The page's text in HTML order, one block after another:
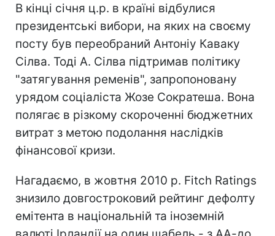
В кінці січня ц.р. в країні відбулися
президентські вибори, на яких на своєму
посту був переобраний Антоніу Каваку
Сілва. Тоді А. Сілва підтримав політику
"затягування ременів", запропоновану
урядом соціаліста Жозе Сократеша. Вона
полягає в різкому скороченні бюджетних
витрат з метою подолання наслідків
фінансової кризи.
Нагадаємо, в жовтня 2010 р. Fitch Ratings
знизило довгостроковий рейтинг дефолту
емітента в національній та іноземній